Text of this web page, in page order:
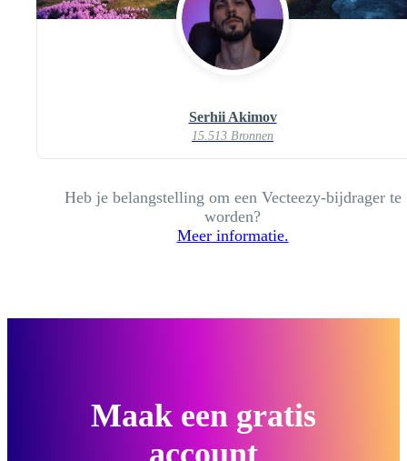
Serhii Akimov
15.513 Bronnen
Heb je belangstelling om een Vecteezy-bijdrager te
worden?
Meer informatie.
Maak een gratis
account